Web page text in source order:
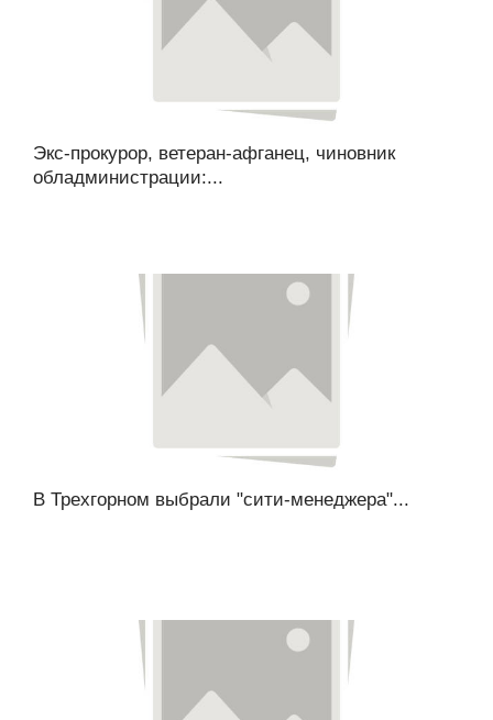
Экс-прокурор, ветеран-афганец, чиновник
обладминистрации:...
В Трехгорном выбрали "сити-менеджера"...